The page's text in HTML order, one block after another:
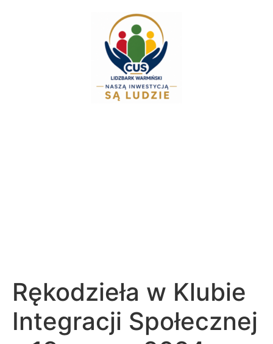
Rękodzieła w Klubie
Integracji Społecznej